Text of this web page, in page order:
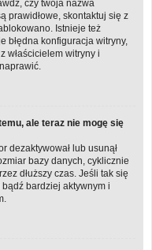
czy twoja nazwa
prawidłowe, skontaktuj się z
Istnieje też
błędna konfiguracja witryny,
właścicielem witryny i
ale teraz nie mogę się
dezaktywował lub usunął
bazy danych, cyklicznie
dłuższy czas. Jeśli tak się
bardziej aktywnym i